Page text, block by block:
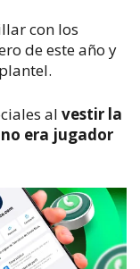
con los
de este año y
al vestir la
era jugador